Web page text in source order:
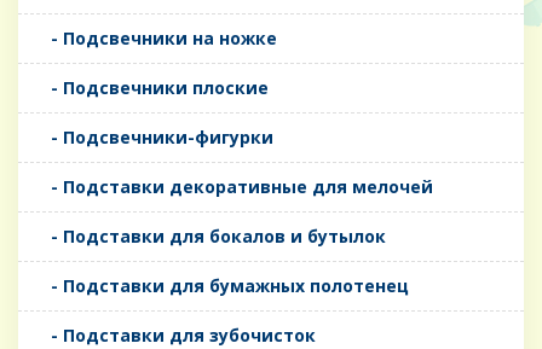
- Подсвечники на ножке
- Подсвечники плоские
- Подсвечники-фигурки
- Подставки декоративные для мелочей
- Подставки для бокалов и бутылок
- Подставки для бумажных полотенец
- Подставки для зубочисток